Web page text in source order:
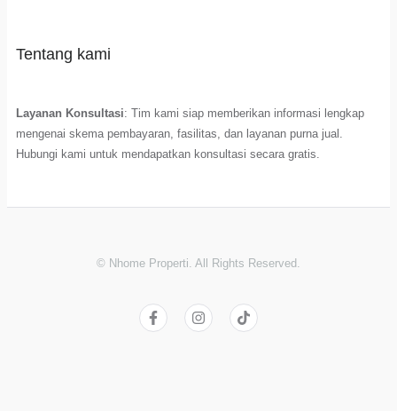
Tentang kami
Layanan Konsultasi: Tim kami siap memberikan informasi lengkap
mengenai skema pembayaran, fasilitas, dan layanan purna jual.
Hubungi kami untuk mendapatkan konsultasi secara gratis.
© Nhome Properti. All Rights Reserved.